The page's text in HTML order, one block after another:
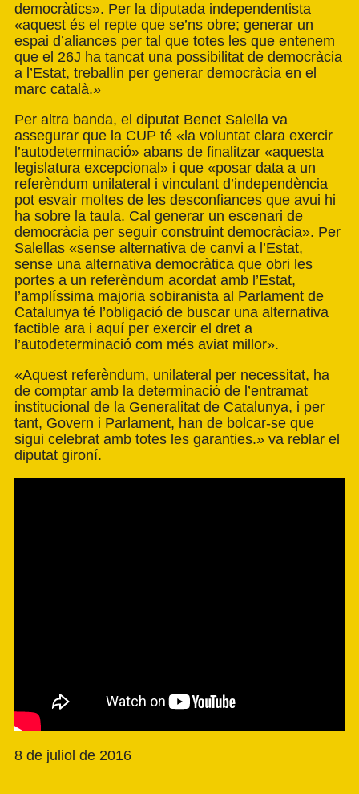
democràtics». Per la diputada independentista
«aquest és el repte que se’ns obre; generar un
espai d’aliances per tal que totes les que entenem
que el 26J ha tancat una possibilitat de democràcia
a l’Estat, treballin per generar democràcia en el
marc català.»
Per altra banda, el diputat Benet Salella va
assegurar que la CUP té «la voluntat clara exercir
l’autodeterminació» abans de finalitzar «aquesta
legislatura excepcional» i que «posar data a un
referèndum unilateral i vinculant d’independència
pot esvair moltes de les desconfiances que avui hi
ha sobre la taula. Cal generar un escenari de
democràcia per seguir construint democràcia». Per
Salellas «sense alternativa de canvi a l’Estat,
sense una alternativa democràtica que obri les
portes a un referèndum acordat amb l’Estat,
l’amplíssima majoria sobiranista al Parlament de
Catalunya té l’obligació de buscar una alternativa
factible ara i aquí per exercir el dret a
l’autodeterminació com més aviat millor».
«Aquest referèndum, unilateral per necessitat, ha
de comptar amb la determinació de l’entramat
institucional de la Generalitat de Catalunya, i per
tant, Govern i Parlament, han de bolcar-se que
sigui celebrat amb totes les garanties.» va reblar el
diputat gironí.
8 de juliol de 2016